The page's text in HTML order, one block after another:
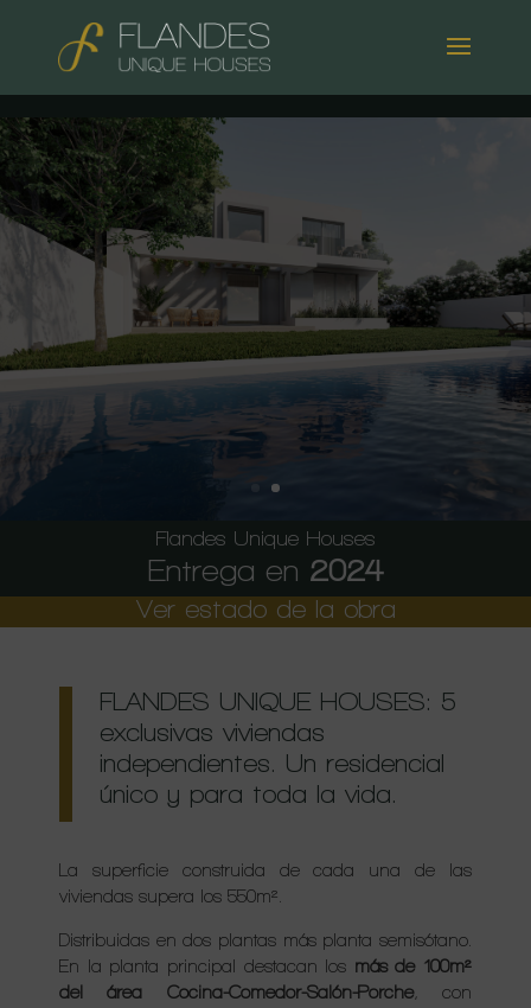
Flandes Unique Houses
Entrega en 2024
Ver estado de la obra
FLANDES UNIQUE HOUSES: 5
exclusivas viviendas
independientes. Un residencial
único y para toda la vida.
La superficie construida de cada una de las
viviendas supera los 550m².
Distribuidas en dos plantas más planta semisótano.
En la planta principal destacan los más de 100m²
del área Cocina-Comedor-Salón-Porche, con